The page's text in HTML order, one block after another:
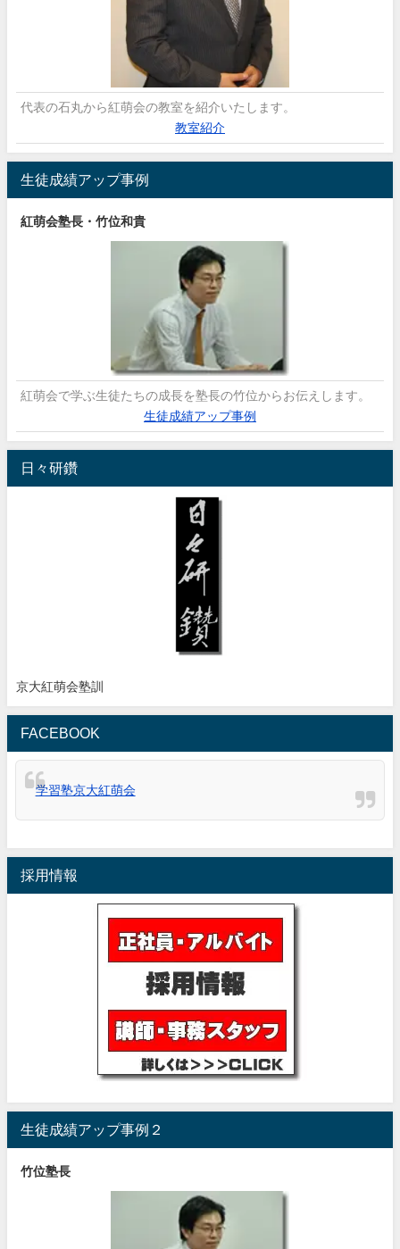
代表の石丸から紅萌会の教室を紹介いたします。
教室紹介
生徒成績アップ事例
紅萌会塾長・竹位和貴
紅萌会で学ぶ生徒たちの成長を塾長の竹位からお伝えします。
生徒成績アップ事例
日々研鑽
京大紅萌会塾訓
FACEBOOK
学習塾京大紅萌会
採用情報
生徒成績アップ事例２
竹位塾長